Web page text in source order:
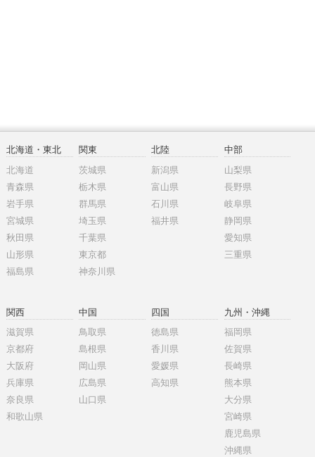
北海道・東北
北海道
青森県
岩手県
宮城県
秋田県
山形県
福島県
関東
茨城県
栃木県
群馬県
埼玉県
千葉県
東京都
神奈川県
北陸
新潟県
富山県
石川県
福井県
中部
山梨県
長野県
岐阜県
静岡県
愛知県
三重県
関西
滋賀県
京都府
大阪府
兵庫県
奈良県
和歌山県
中国
鳥取県
島根県
岡山県
広島県
山口県
四国
徳島県
香川県
愛媛県
高知県
九州・沖縄
福岡県
佐賀県
長崎県
熊本県
大分県
宮崎県
鹿児島県
沖縄県